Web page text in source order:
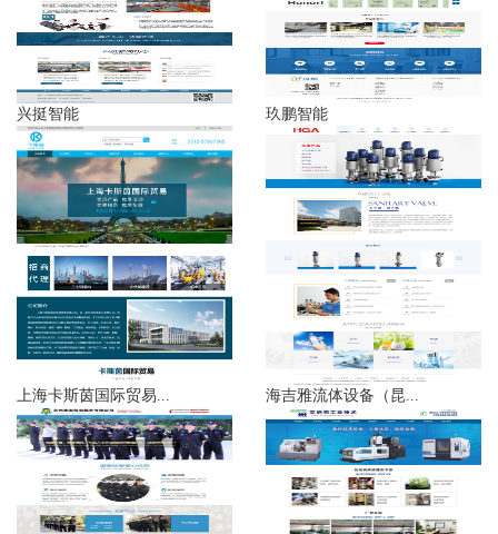
兴挺智能 玖鹏智能
上海卡斯茵国际贸易... 海吉雅流体设备（昆...